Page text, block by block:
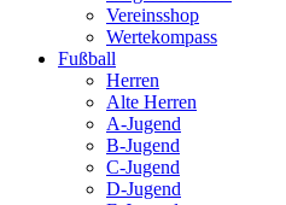
Vereinsshop
Wertekompass
Fußball
Herren
Alte Herren
A-Jugend
B-Jugend
C-Jugend
D-Jugend